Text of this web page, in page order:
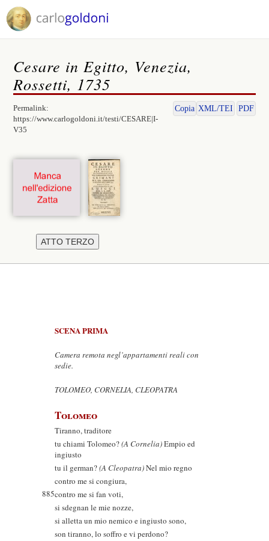
Cesare in Egitto, Venezia,
Rossetti, 1735
Permalink:
https://www.carlogoldoni.it/testi/CESARE|I-
V35
Copia XML/TEI PDF
SCENA PRIMA
Camera remota negl’appartamenti reali con
sedie.
TOLOMEO, CORNELIA, CLEOPATRA
Tolomeo
Tiranno, traditore
tu chiami Tolomeo?(A Cornelia)Empio ed
ingiusto
tu il german?(A Cleopatra)Nel mio regno
contro me si congiura,
885contro me si fan voti,
si sdegnan le mie nozze,
si alletta un mio nemico e ingiusto sono,
son tiranno, lo soffro e vi perdono?